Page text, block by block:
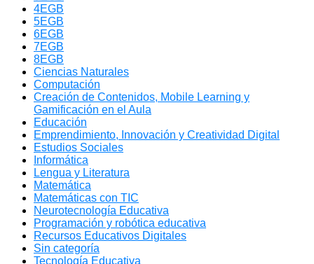
4EGB
5EGB
6EGB
7EGB
8EGB
Ciencias Naturales
Computación
Creación de Contenidos, Mobile Learning y
Gamificación en el Aula
Educación
Emprendimiento, Innovación y Creatividad Digital
Estudios Sociales
Informática
Lengua y Literatura
Matemática
Matemáticas con TIC
Neurotecnología Educativa
Programación y robótica educativa
Recursos Educativos Digitales
Sin categoría
Tecnología Educativa